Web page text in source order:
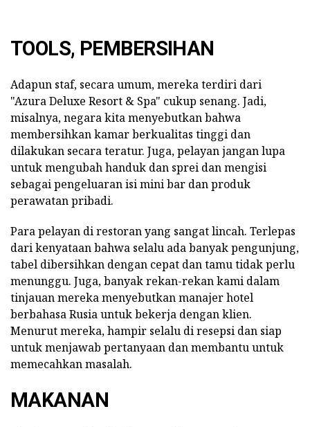
TOOLS, PEMBERSIHAN
Adapun staf, secara umum, mereka terdiri dari
"Azura Deluxe Resort & Spa" cukup senang. Jadi,
misalnya, negara kita menyebutkan bahwa
membersihkan kamar berkualitas tinggi dan
dilakukan secara teratur. Juga, pelayan jangan lupa
untuk mengubah handuk dan sprei dan mengisi
sebagai pengeluaran isi mini bar dan produk
perawatan pribadi.
Para pelayan di restoran yang sangat lincah. Terlepas
dari kenyataan bahwa selalu ada banyak pengunjung,
tabel dibersihkan dengan cepat dan tamu tidak perlu
menunggu. Juga, banyak rekan-rekan kami dalam
tinjauan mereka menyebutkan manajer hotel
berbahasa Rusia untuk bekerja dengan klien.
Menurut mereka, hampir selalu di resepsi dan siap
untuk menjawab pertanyaan dan membantu untuk
memecahkan masalah.
MAKANAN